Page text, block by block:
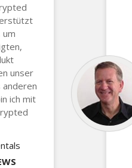
unser
ich mit